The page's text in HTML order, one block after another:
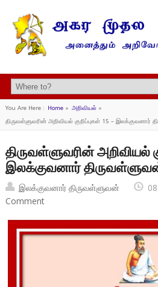
You Are Here : Home» அறிவியல்»
திருவள்ளுவரின் அறிவியல் குறிப்புகள் 15 – இலக்குவனார்
திருவள்ளுவரின் அறிவியல்
இலக்குவனார்
இலக்குவனார் திருவள்ளுவன்
Comment